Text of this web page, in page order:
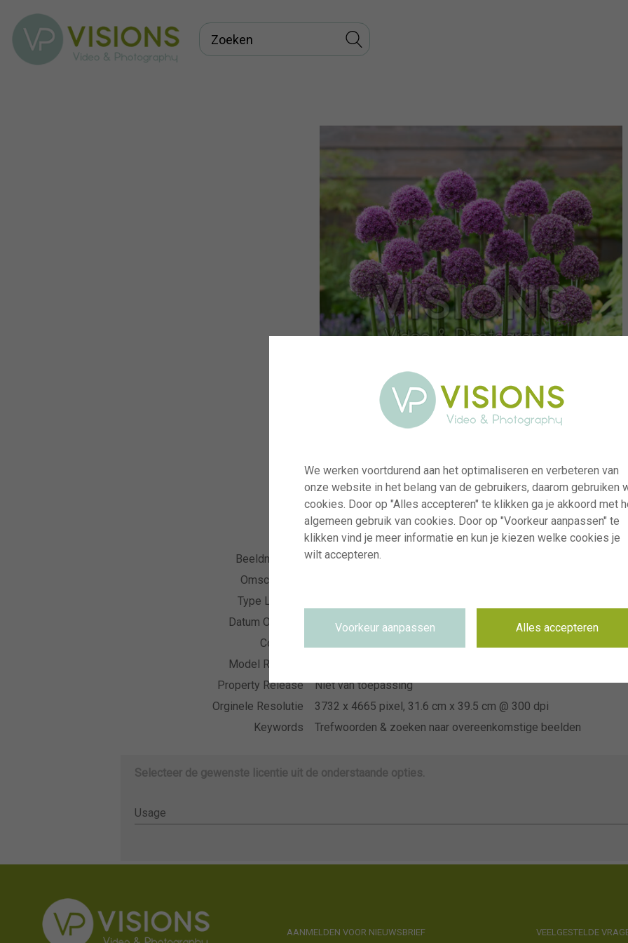
Beeldnummer
visi243231
Omschrijving
Type Licentie
Datum Opname
24.06.2026
Collectie
Model Release
Property Release
Niet van toepassing
Orginele Resolutie
3732 x 4665 pixel, 31.6 cm x 39.5 cm @ 300 dpi
Keywords
Trefwoorden & zoeken naar overeenkomstige beelden
Selecteer de gewenste licentie uit de onderstaande opties.
Usage
Usage
AANMELDEN VOOR NIEUWSBRIEF VEELGESTELDE
We werken voortdurend aan het optimaliseren en verbeteren van
onze website in het belang van de gebruikers, daarom gebruiken
cookies. Door op "Alles accepteren" te klikken ga je akkoord met
algemeen gebruik van cookies. Door op "Voorkeur aanpassen" te
klikken vind je meer informatie en kun je kiezen welke cookies je
wilt accepteren.
Voorkeur aanpassen Alles accepteren